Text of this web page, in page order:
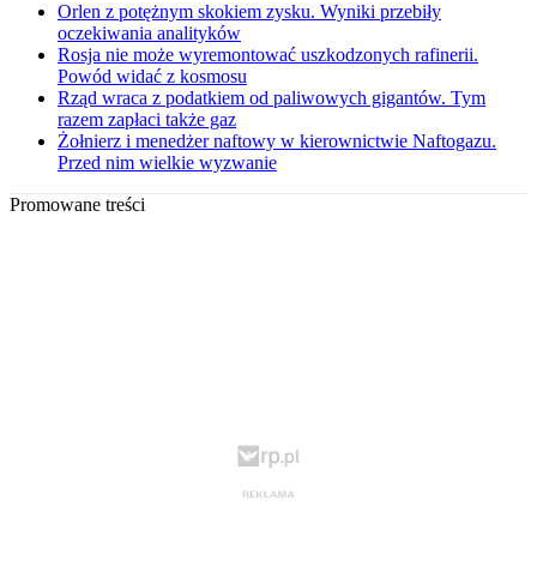
Orlen z potężnym skokiem zysku. Wyniki przebiły
oczekiwania analityków
Rosja nie może wyremontować uszkodzonych rafinerii.
Powód widać z kosmosu
Rząd wraca z podatkiem od paliwowych gigantów. Tym
razem zapłaci także gaz
Żołnierz i menedżer naftowy w kierownictwie Naftogazu.
Przed nim wielkie wyzwanie
Promowane treści